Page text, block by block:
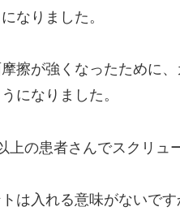
なりました。
擦が強くなったために
になりました。
上の患者さんでスクリュ
は入れる意味がないです